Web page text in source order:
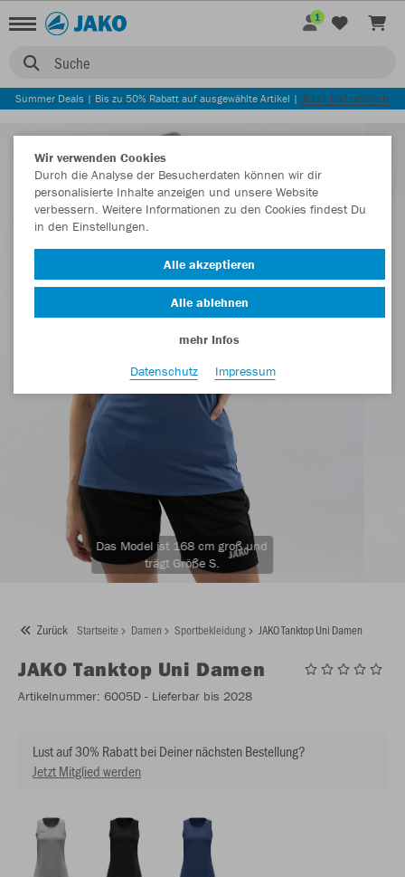
Suche
1
Summer Deals | Bis zu 50% Rabatt auf ausgewählte Artikel | JETZT ENTDECKEN
Das Model ist 168 cm groß und
trägt Größe S.
Zurück Startseite Damen Sportbekleidung JAKO Tanktop Uni Damen
JAKO Tanktop Uni Damen
Artikelnummer: 6005D - Lieferbar bis 2028
Lust auf 30% Rabatt bei Deiner nächsten Bestellung?
Jetzt Mitglied werden
Wir verwenden Cookies
Durch die Analyse der Besucherdaten können wir dir
personalisierte Inhalte anzeigen und unsere Website
verbessern. Weitere Informationen zu den Cookies findest Du
in den Einstellungen.
Alle akzeptieren
Alle ablehnen
mehr Infos
Datenschutz
Impressum